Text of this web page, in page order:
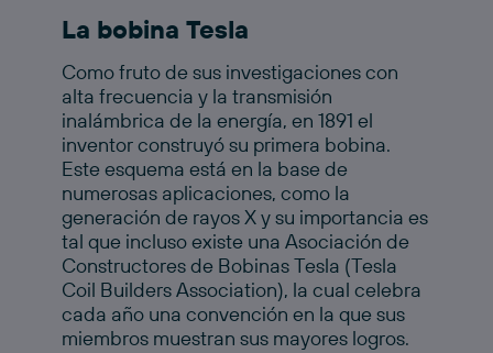
La bobina Tesla
Como fruto de sus investigaciones con
alta frecuencia y la transmisión
inalámbrica de la energía, en 1891 el
inventor construyó su primera bobina.
Este esquema está en la base de
numerosas aplicaciones, como la
generación de rayos X y su importancia es
tal que incluso existe una Asociación de
Constructores de Bobinas Tesla (Tesla
Coil Builders Association), la cual celebra
cada año una convención en la que sus
miembros muestran sus mayores logros.